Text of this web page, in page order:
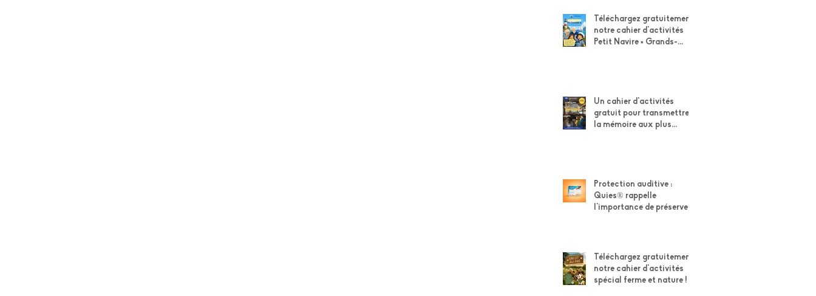
Téléchargez gratuitement
notre cahier d'activités
Petit Navire × Grands-
Un cahier d'activités
gratuit pour transmettre
la mémoire aux plus
Protection auditive :
Quies® rappelle
l'importance de préserver
Téléchargez gratuitement
notre cahier d'activités
spécial ferme et nature !